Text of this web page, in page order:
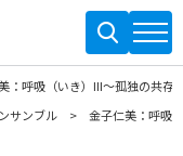
：呼吸（いき）III～孤独の共存
サンブル 金子仁美：呼吸